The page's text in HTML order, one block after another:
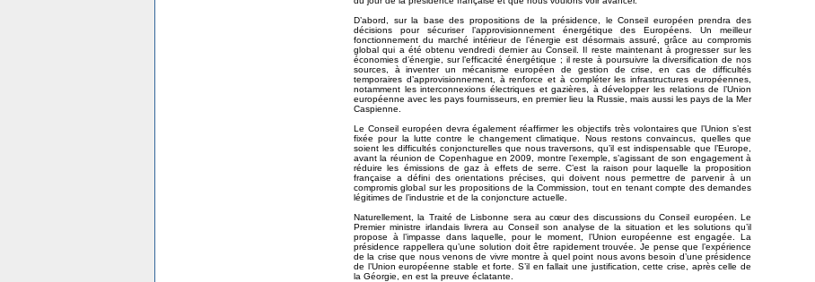
D’abord, sur la base des propositions de la présidence, le Conseil européen prendra des
décisions pour sécuriser l’approvisionnement énergétique des Européens. Un meilleur
fonctionnement du marché intérieur de l’énergie est désormais assuré, grâce au compromis
global qui a été obtenu vendredi dernier au Conseil. Il reste maintenant à progresser sur les
économies d’énergie, sur l’efficacité énergétique ; il reste à poursuivre la diversification de nos
sources, à inventer un mécanisme européen de gestion de crise, en cas de difficultés
temporaires d’approvisionnement, à renforce et à compléter les infrastructures européennes,
notamment les interconnexions électriques et gazières, à développer les relations de l’Union
européenne avec les pays fournisseurs, en premier lieu la Russie, mais aussi les pays de la Mer
Caspienne.
Le Conseil européen devra également réaffirmer les objectifs très volontaires que l’Union s’est
fixée pour la lutte contre le changement climatique. Nous restons convaincus, quelles que
soient les difficultés conjoncturelles que nous traversons, qu’il est indispensable que l’Europe,
avant la réunion de Copenhague en 2009, montre l’exemple, s’agissant de son engagement à
réduire les émissions de gaz à effets de serre. C’est la raison pour laquelle la proposition
française a défini des orientations précises, qui doivent nous permettre de parvenir à un
compromis global sur les propositions de la Commission, tout en tenant compte des demandes
légitimes de l’industrie et de la conjoncture actuelle.
Naturellement, la Traité de Lisbonne sera au cœur des discussions du Conseil européen. Le
Premier ministre irlandais livrera au Conseil son analyse de la situation et les solutions qu’il
propose à l’impasse dans laquelle, pour le moment, l’Union européenne est engagée. La
présidence rappellera qu’une solution doit être rapidement trouvée. Je pense que l’expérience
de la crise que nous venons de vivre montre à quel point nous avons besoin d’une présidence
de l’Union européenne stable et forte. S’il en fallait une justification, cette crise, après celle de
la Géorgie, en est la preuve éclatante.